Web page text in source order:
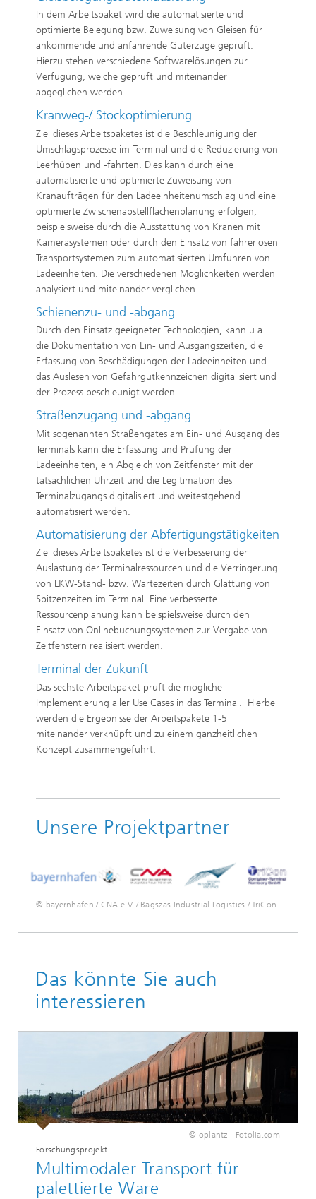
In dem Arbeitspaket wird die automatisierte und
optimierte Belegung bzw. Zuweisung von Gleisen für
ankommende und anfahrende Güterzüge geprüft.
Hierzu stehen verschiedene Softwarelösungen zur
Verfügung, welche geprüft und miteinander
abgeglichen werden.
Kranweg-/ Stockoptimierung
Ziel dieses Arbeitspaketes ist die Beschleunigung der
Umschlagsprozesse im Terminal und die Reduzierung von
Leerhüben und -fahrten. Dies kann durch eine
automatisierte und optimierte Zuweisung von
Kranaufträgen für den Ladeeinheitenumschlag und eine
optimierte Zwischenabstellflächenplanung erfolgen,
beispielsweise durch die Ausstattung von Kranen mit
Kamerasystemen oder durch den Einsatz von fahrerlosen
Transportsystemen zum automatisierten Umfuhren von
Ladeeinheiten. Die verschiedenen Möglichkeiten werden
analysiert und miteinander verglichen.
Schienenzu- und -abgang
Durch den Einsatz geeigneter Technologien, kann u.a.
die Dokumentation von Ein- und Ausgangszeiten, die
Erfassung von Beschädigungen der Ladeeinheiten und
das Auslesen von Gefahrgutkennzeichen digitalisiert und
der Prozess beschleunigt werden.
Straßenzugang und -abgang
Mit sogenannten Straßengates am Ein- und Ausgang des
Terminals kann die Erfassung und Prüfung der
Ladeeinheiten, ein Abgleich von Zeitfenster mit der
tatsächlichen Uhrzeit und die Legitimation des
Terminalzugangs digitalisiert und weitestgehend
automatisiert werden.
Automatisierung der Abfertigungstätigkeiten
Ziel dieses Arbeitspaketes ist die Verbesserung der
Auslastung der Terminalressourcen und die Verringerung
von LKW-Stand- bzw. Wartezeiten durch Glättung von
Spitzenzeiten im Terminal. Eine verbesserte
Ressourcenplanung kann beispielsweise durch den
Einsatz von Onlinebuchungssystemen zur Vergabe von
Zeitfenstern realisiert werden.
Terminal der Zukunft
Das sechste Arbeitspaket prüft die mögliche
Implementierung aller Use Cases in das Terminal. Hierbei
werden die Ergebnisse der Arbeitspakete 1-5
miteinander verknüpft und zu einem ganzheitlichen
Konzept zusammengeführt.
Unsere Projektpartner
© bayernhafen / CNA e.V. / Bagszas Industrial Logistics / TriCon
Das könnte Sie auch
interessieren
© oplantz - Fotolia.com
Forschungsprojekt
Multimodaler Transport für
palettierte Ware